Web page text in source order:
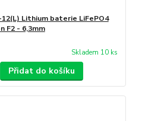
Lithium baterie LiFePO4
F2 - 6,3mm
Skladem 10 ks
Přidat do košíku